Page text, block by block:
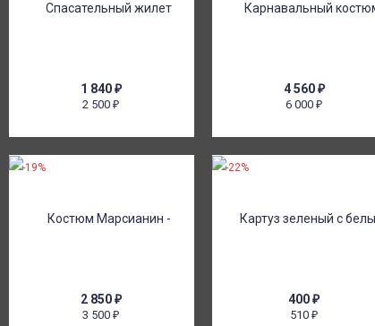
1 840₽
2 500₽
4 560₽
6 000₽
2 850₽
3 500₽
-19%
400₽
510₽
-22%